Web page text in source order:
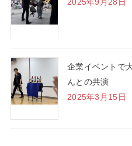
企業イベントで
んとの共演
2025年3月15日